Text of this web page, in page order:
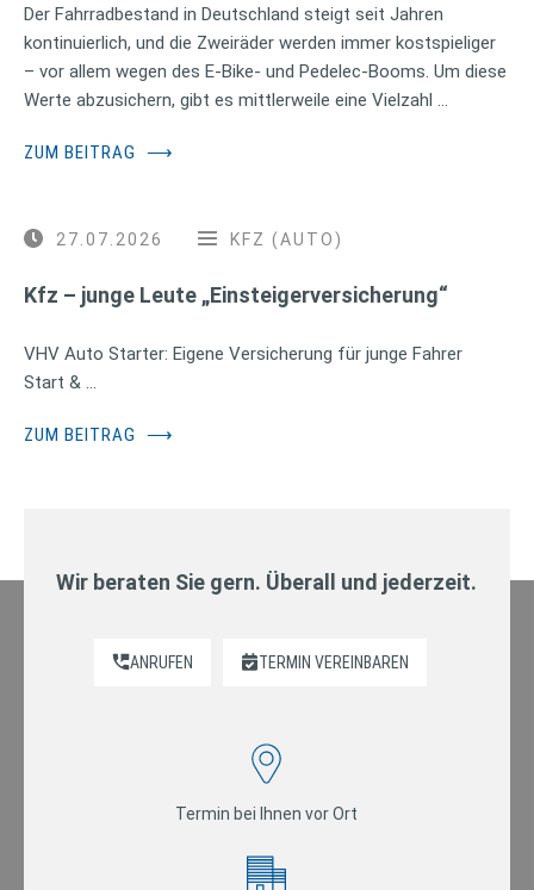
Der Fahrradbestand in Deutschland steigt seit Jahren
kontinuierlich, und die Zweiräder werden immer kostspieliger
– vor allem wegen des E-Bike- und Pedelec-Booms. Um diese
Werte abzusichern, gibt es mittlerweile eine Vielzahl …
ZUM BEITRAG ⟶
27.07.2026 KFZ (AUTO)
Kfz – junge Leute „Einsteigerversicherung“
VHV Auto Starter: Eigene Versicherung für junge Fahrer
Start & …
ZUM BEITRAG ⟶
Wir beraten Sie gern. Überall und jederzeit.
ANRUFEN TERMIN VEREINBAREN
Termin bei Ihnen vor Ort